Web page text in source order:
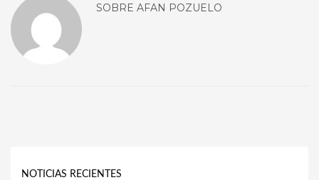
SOBRE AFAN POZUELO
NOTICIAS RECIENTES